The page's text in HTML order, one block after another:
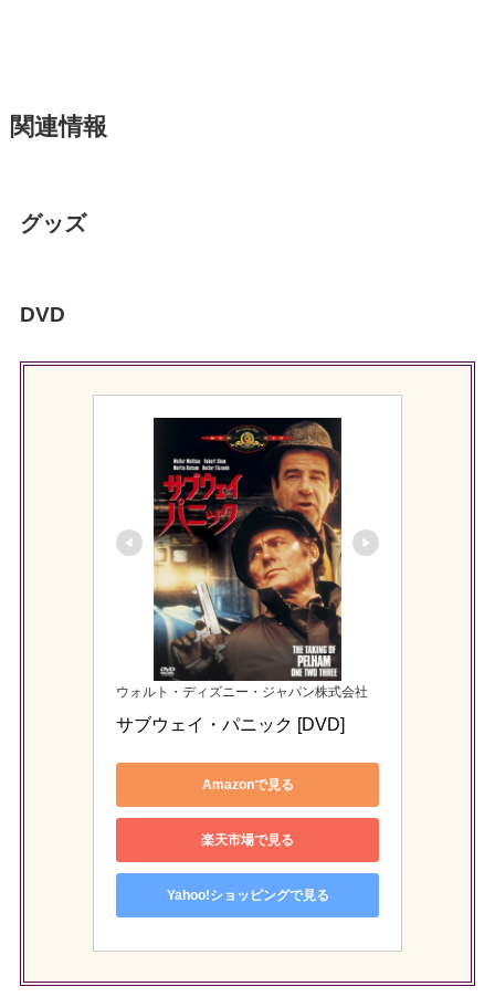
関連情報
グッズ
DVD
ウォルト・ディズニー・ジャパン株式会社
サブウェイ・パニック [DVD]
Amazonで見る
楽天市場で見る
Yahoo!ショッピングで見る